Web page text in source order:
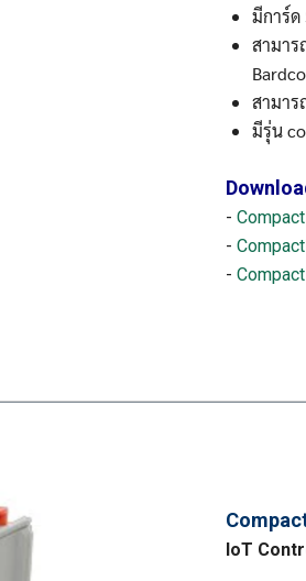
มีการ์ด
สามาร
สามาร
มีรุ่น
-
-
-
IoT